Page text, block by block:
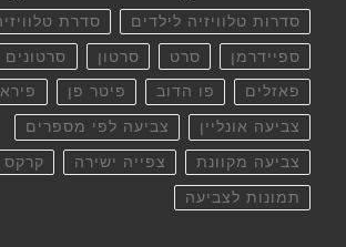
סדרות טלוויזיה לילדים סדרת
ספיידרמן סרט סרטון סרטונים
פאזלים פו הדוב פיטר פן
צביעה אונליין צביעה לפי מספרים
צביעה מקוונת צפייה ישירה קרקס
תמונות לצביעה